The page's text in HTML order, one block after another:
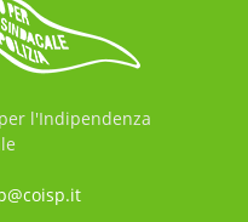
l'Indipendenza